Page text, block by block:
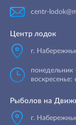
centr-
Центр лодок
г.
понедельник
Рыболов на
г.